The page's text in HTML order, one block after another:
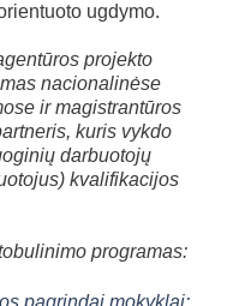
ugdymo.
projekto
nacionalinėse
ir magistrantūros
kuris vykdo
darbuotojų
kvalifikacijos
programas: